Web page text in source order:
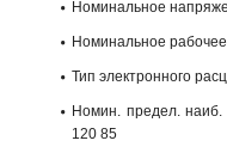
Номинальное
Номинальное
Тип электронного
Номин. предел. наиб.
120 85